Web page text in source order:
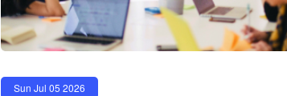
Sun Jul 05 2026